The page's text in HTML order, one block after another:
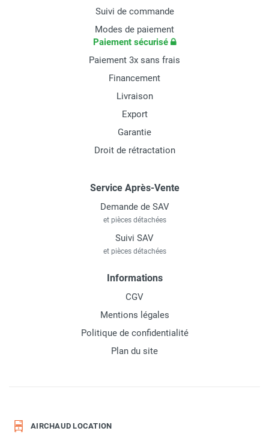
Suivi de commande
Modes de paiement
Paiement sécurisé
Paiement 3x sans frais
Financement
Livraison
Export
Garantie
Droit de rétractation
Service Après-Vente
Demande de SAV
et pièces détachées
Suivi SAV
et pièces détachées
Informations
CGV
Mentions légales
Politique de confidentialité
Plan du site
AIRCHAUD LOCATION